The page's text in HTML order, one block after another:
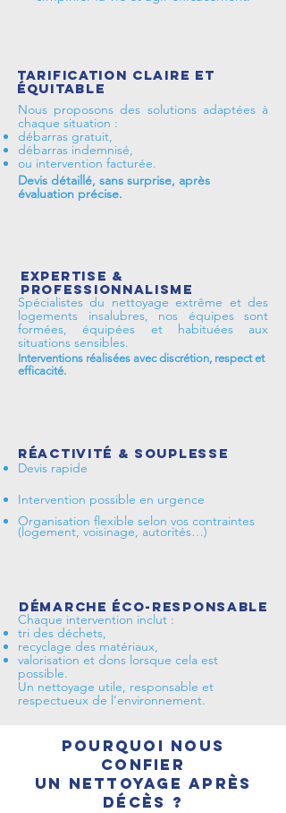
Tarification claire et
équitable
Nous proposons des solutions adaptées à
chaque situation :
débarras gratuit,
débarras indemnisé,
ou intervention facturée.
Devis détaillé, sans surprise, après
évaluation précise.
Expertise &
professionnalisme
Spécialistes du nettoyage extrême et des
logements insalubres, nos équipes sont
formées, équipées et habituées aux
situations sensibles.
Interventions réalisées avec discrétion, respect et
efficacité.
Réactivité & souplesse
Devis rapide
Intervention possible en urgence
Organisation flexible selon vos contraintes
(logement, voisinage, autorités…)
Démarche éco-responsable
Chaque intervention inclut :
tri des déchets,
recyclage des matériaux,
valorisation et dons lorsque cela est
possible.
Un nettoyage utile, responsable et
respectueux de l’environnement.
Pourquoi nous
confier
un nettoyage après
décès ?